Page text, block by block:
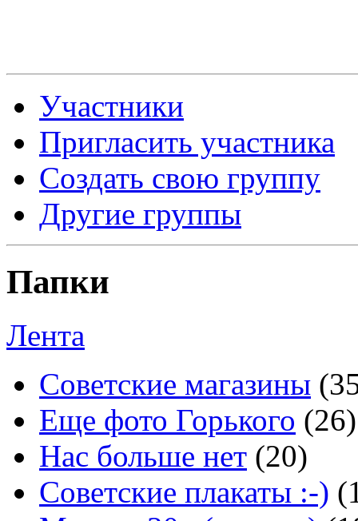
Участники
Пригласить участника
Создать свою группу
Другие группы
Папки
Лента
Советские магазины
Еще фото Горького (26)
Нас больше нет (20)
Советские плакаты :-)